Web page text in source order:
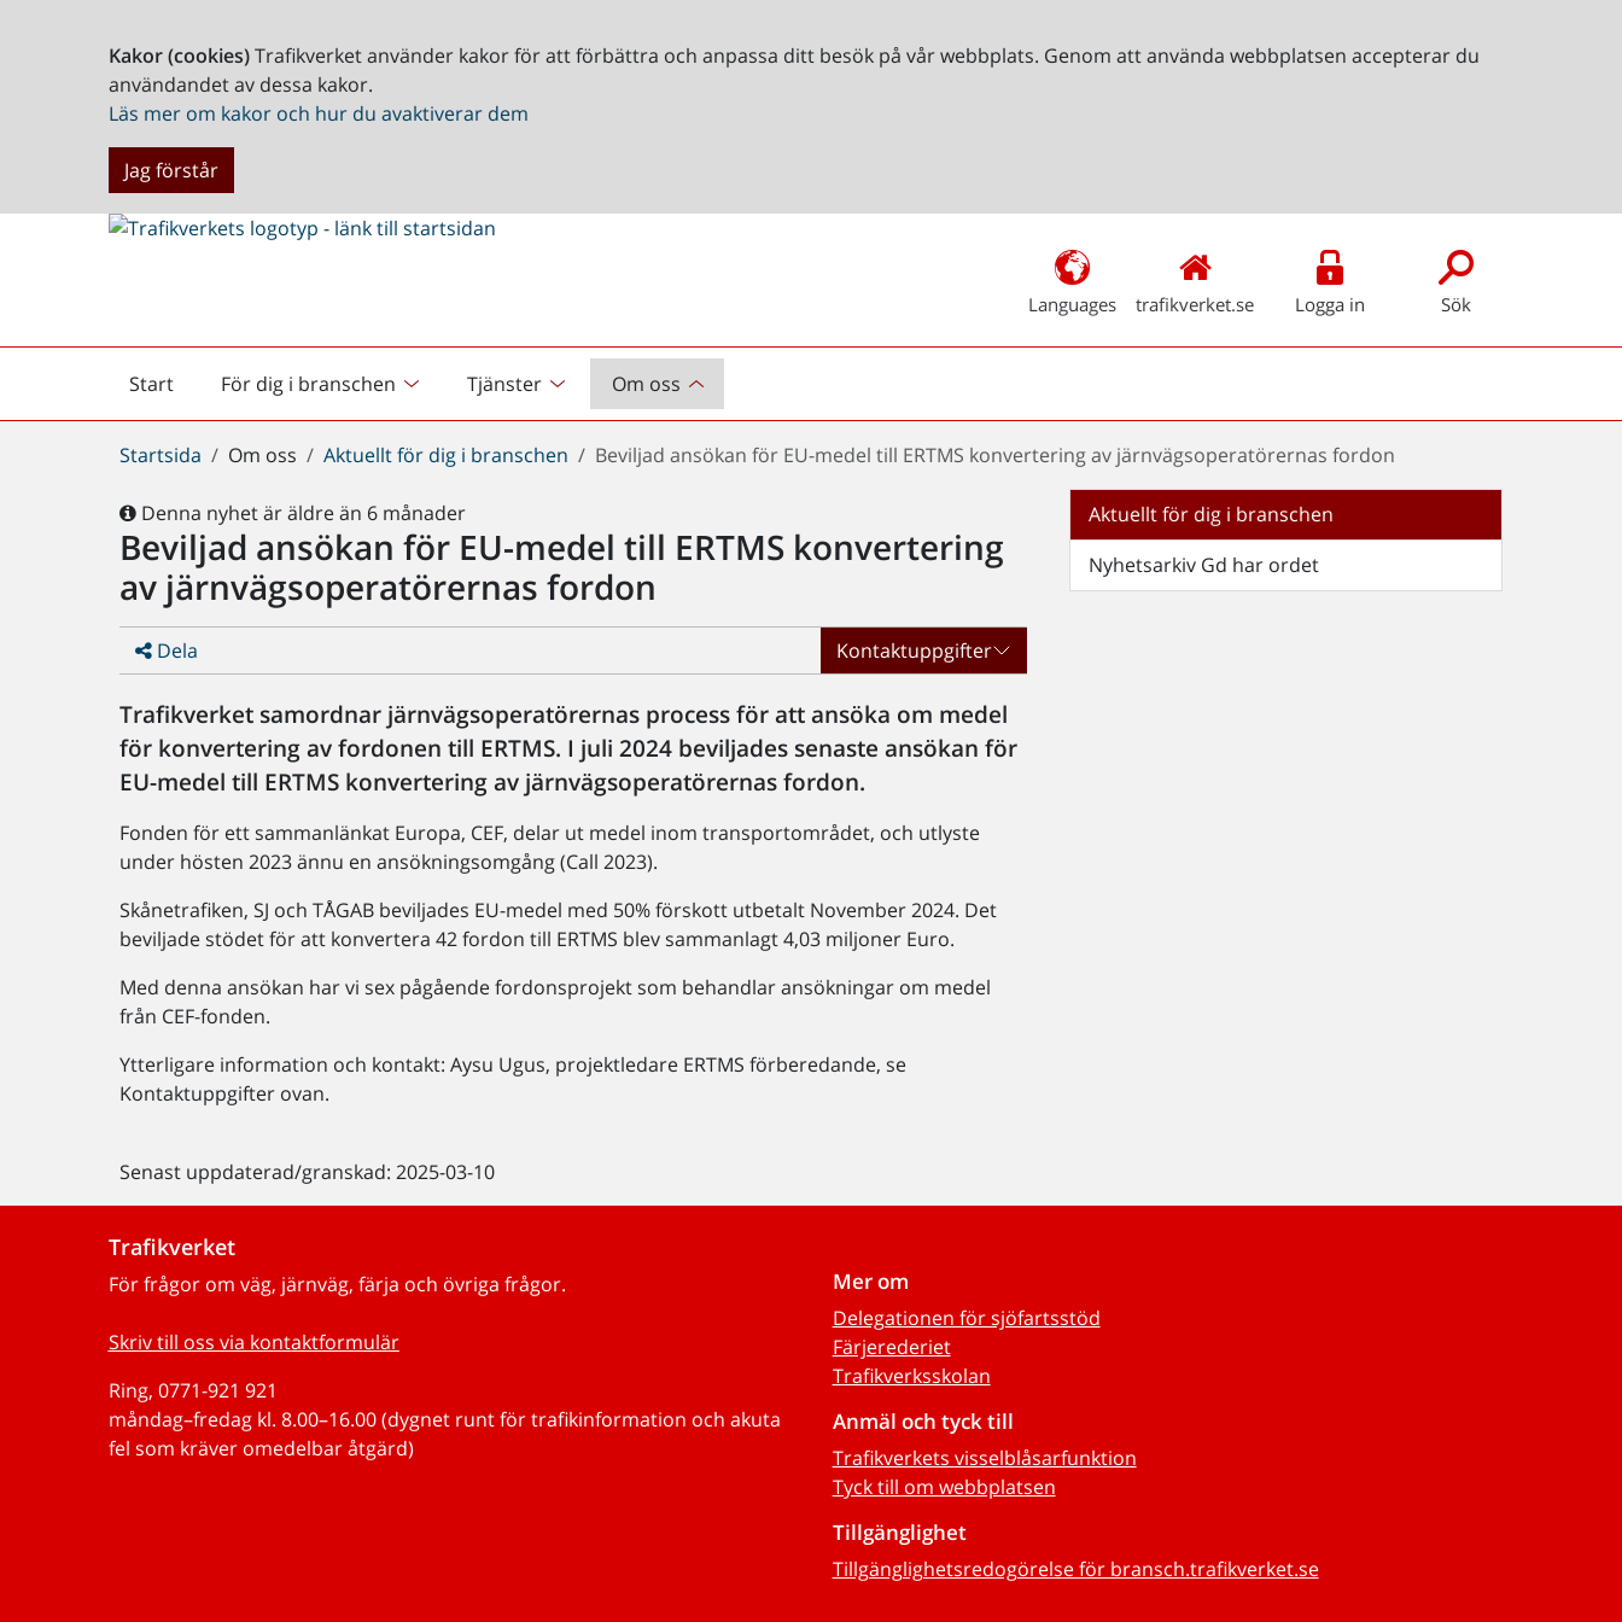
Kakor (cookies)Trafikverket använder kakor för att förbättra och anpassa ditt besök på vår webbplats. Genom att använda webbplatsen accepterar du
användandet av dessa kakor.
Läs mer om kakor och hur du avaktiverar dem
Jag förstår
Languages trafikverket.se Logga in Sök
Start
Startsida För dig i branschen Tjänster Om oss
Du
här:
Startsida Om oss Aktuellt för dig i branschen Beviljad ansökan för EU-medel till ERTMS konvertering av järnvägsoperatörernas fordon
Denna nyhet är äldre än 6 månader
Beviljad ansökan för EU-medel till ERTMS konvertering
av järnvägsoperatörernas fordon
Dela Kontaktuppgifter
Trafikverket samordnar järnvägsoperatörernas process för att ansöka om medel
för konvertering av fordonen till ERTMS. I juli 2024 beviljades senaste ansökan för
EU-medel till ERTMS konvertering av järnvägsoperatörernas fordon.
Fonden för ett sammanlänkat Europa, CEF, delar ut medel inom transportområdet, och utlyste
under hösten 2023 ännu en ansökningsomgång (Call 2023).
Skånetrafiken, SJ och TÅGAB beviljades EU-medel med 50% förskott utbetalt November 2024. Det
beviljade stödet för att konvertera 42 fordon till ERTMS blev sammanlagt 4,03 miljoner Euro.
Med denna ansökan har vi sex pågående fordonsprojekt som behandlar ansökningar om medel
från CEF-fonden.
Ytterligare information och kontakt: Aysu Ugus, projektledare ERTMS förberedande, se
Kontaktuppgifter ovan.
Senast uppdaterad/granskad: 2025-03-10
Aktuellt för dig i branschen
Nyhetsarkiv Gd har ordet
Trafikverket
För frågor om väg, järnväg, färja och övriga frågor.
Skriv till oss via kontaktformulär
Ring, 0771-921 921
måndag–fredag kl. 8.00–16.00 (dygnet runt för trafikinformation och akuta
fel som kräver omedelbar åtgärd)
Mer om
Delegationen för sjöfartsstöd
Färjerederiet
Trafikverksskolan
Anmäl och tyck till
Trafikverkets visselblåsarfunktion
Tyck till om webbplatsen
Tillgänglighet
Tillgänglighetsredogörelse för bransch.trafikverket.se